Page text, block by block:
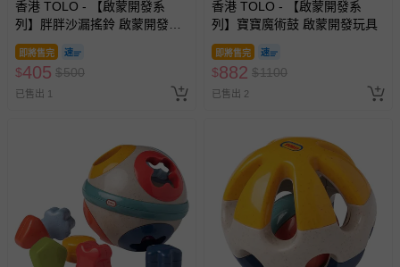
香港 TOLO - 【啟蒙開發系
列】胖胖沙漏搖鈴 啟蒙開發玩
具
即將售完
$405 $500
已售出 1
香港 TOLO - 【啟蒙開發系
列】寶寶魔術鼓 啟蒙開發玩具
即將售完
$882 $1100
已售出 2